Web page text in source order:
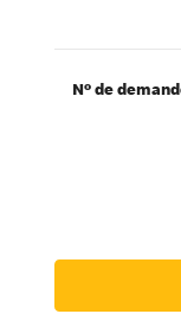
Nº de